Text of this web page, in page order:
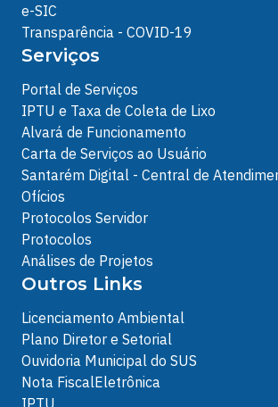
e-SIC
Transparência - COVID-19
Serviços
Portal de Serviços
IPTU e Taxa de Coleta de Lixo
Alvará de Funcionamento
Carta de Serviços ao Usuário
Santarém Digital - Central de
Ofícios
Protocolos Servidor
Protocolos
Análises de Projetos
Outros Links
Licenciamento Ambiental
Plano Diretor e Setorial
Ouvidoria Municipal do SUS
Nota FiscalEletrônica